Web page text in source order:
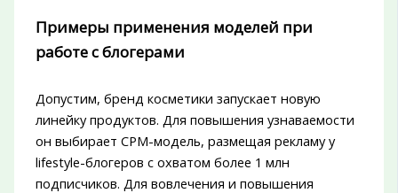
Примеры применения моделей при
работе с блогерами
Допустим, бренд косметики запускает новую
линейку продуктов. Для повышения узнаваемости
он выбирает CPM-модель, размещая рекламу у
lifestyle-блогеров с охватом более 1 млн
подписчиков. Для вовлечения и повышения